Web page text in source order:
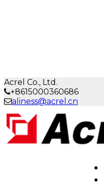
Acrel Co., Ltd.
+8615000360686
aliness@acrel.cn